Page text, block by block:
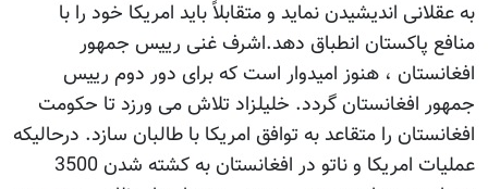
به عقلانی اندیشیدن نماید و متقابلاً باید امریکا خود را با
منافع پاکستان انطباق دهد.اشرف غنی رییس جمهور
افغانستان ، هنوز امیدوار است که برای دور دوم رییس
جمهور افغانستان گردد. خلیلزاد تلاش می ورزد تا حکومت
افغانستان را متقاعد به توافق امریکا با طالبان سازد. درحالیکه
عملیات امریکا و ناتو در افغانستان به کشته شدن 3500